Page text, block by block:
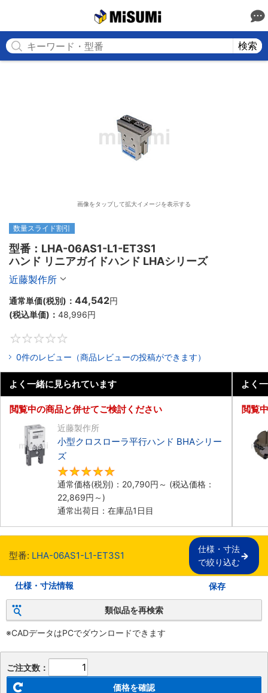
検索
画像をタップして拡大イメージを表示する
数量スライド割引
型番：LHA-06AS1-L1-ET3S1
ハンド リニアガイドハンド LHAシリーズ
近藤製作所
通常単価(税別)： 44,542円
(税込単価)： 48,996円
0件のレビュー（商品レビューの投稿ができます）
よく一緒に見られています
閲覧中の商品と併せてご検討ください
近藤製作所
小型クロスローラ平行ハンド BHAシリー
ズ
通常価格(税別)： 20,790円 ～ (税込価格：
22,869円 ～)
通常出荷日：在庫品1日目
よく
閲覧
型番: LHA-06AS1-L1-ET3S1
仕様・寸法
で絞り込む
仕様・寸法情報 保存
類似品を再検索
※CADデータはPCでダウンロードできます
ご注文数：
価格を確認